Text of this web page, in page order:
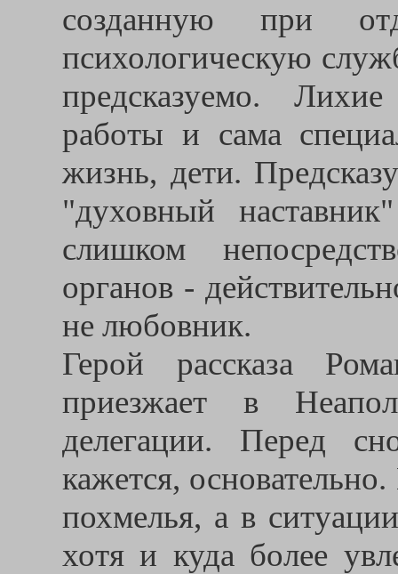
созданную при
психологическую
предсказуемо.
работы и сама
жизнь, дети.
"духовный
слишком
органов -
не любовник.
Герой рассказа
приезжает в
делегации. Перед
кажется,
похмелья, а в
хотя и куда более